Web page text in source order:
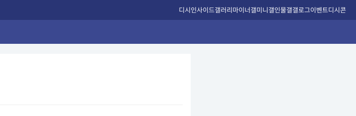
디시인사이드갤러리마이너갤미니갤인물갤갤로그이벤트디시콘